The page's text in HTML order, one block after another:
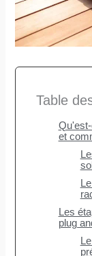
Table
et
Les
plug